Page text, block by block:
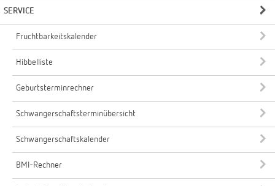
SERVICE
Fruchtbarkeitskalender
Hibbelliste
Geburtsterminrechner
Schwangerschaftsterminübersicht
Schwangerschaftskalender
BMI-Rechner